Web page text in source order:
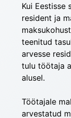
Kui Eestisse
resident ja
teenitud
arvesse
tulu töötaja
alusel.
Töötajale
arvestatud